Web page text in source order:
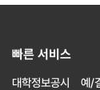
빠른 서비스
대학정보공시 예/